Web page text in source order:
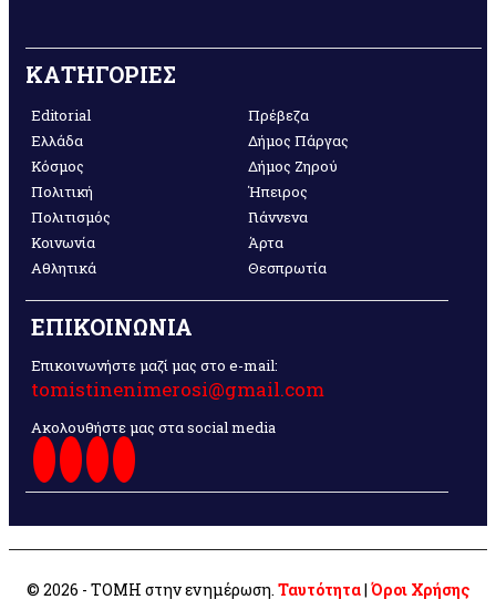
ΚΑΤΗΓΟΡΙΕΣ
Editorial
Ελλάδα
Κόσμος
Πολιτική
Πολιτισμός
Κοινωνία
Αθλητικά
Πρέβεζα
Δήμος Πάργας
Δήμος Ζηρού
Ήπειρος
Γιάννενα
Άρτα
Θεσπρωτία
ΕΠΙΚΟΙΝΩΝΙΑ
Επικοινωνήστε μαζί μας στο e-mail:
tomistinenimerosi@gmail.com
Ακολουθήστε μας στα social media
© 2026 - ΤΟΜΗ στην ενημέρωση. Ταυτότητα| Όροι Χρήσης